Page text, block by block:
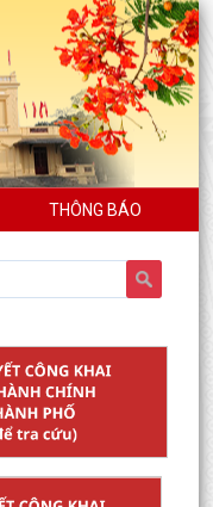
THÔNG BÁO